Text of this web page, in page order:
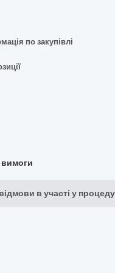
по закупівлі
вимоги
в участі у